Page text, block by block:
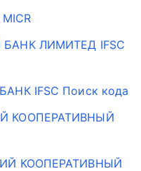
ЛИМИТЕД IFSC
IFSC Поиск кода
КООПЕРАТИВНЫЙ
КООПЕРАТИВНЫЙ